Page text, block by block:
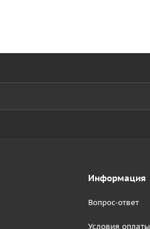
Информация
Вопрос-ответ
Условия оплаты